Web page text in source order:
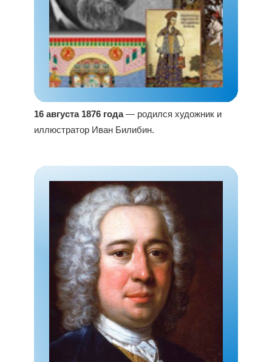
16 августа 1876 года— родился художник и
иллюстратор Иван Билибин.